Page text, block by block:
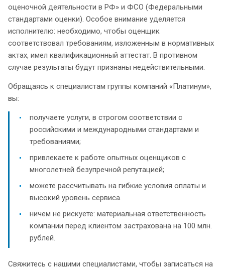
оценочной деятельности в РФ» и ФСО (Федеральными
стандартами оценки). Особое внимание уделяется
исполнителю: необходимо, чтобы оценщик
соответствовал требованиям, изложенным в нормативных
актах, имел квалификационный аттестат. В противном
случае результаты будут признаны недействительными.
Обращаясь к специалистам группы компаний «Платинум»,
вы:
получаете услуги, в строгом соответствии с
российскими и международными стандартами и
требованиями;
привлекаете к работе опытных оценщиков с
многолетней безупречной репутацией;
можете рассчитывать на гибкие условия оплаты и
высокий уровень сервиса.
ничем не рискуете: материальная ответственность
компании перед клиентом застрахована на 100 млн.
рублей.
Свяжитесь с нашими специалистами, чтобы записаться на